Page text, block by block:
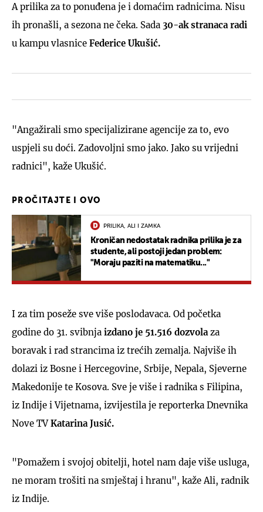
A prilika za to ponuđena je i domaćim radnicima. Nisu
ih pronašli, a sezona ne čeka. Sada 30-ak stranaca radi
u kampu vlasnice Federice Ukušić.
"Angažirali smo specijalizirane agencije za to, evo
uspjeli su doći. Zadovoljni smo jako. Jako su vrijedni
radnici", kaže Ukušić.
PROČITAJTE I OVO
PRILIKA, ALI I ZAMKA
Kroničan nedostatak radnika prilika je za
studente, ali postoji jedan problem:
"Moraju paziti na matematiku..."
I za tim poseže sve više poslodavaca. Od početka
godine do 31. svibnja izdano je 51.516 dozvola za
boravak i rad strancima iz trećih zemalja. Najviše ih
dolazi iz Bosne i Hercegovine, Srbije, Nepala, Sjeverne
Makedonije te Kosova. Sve je više i radnika s Filipina,
iz Indije i Vijetnama, izvijestila je reporterka Dnevnika
Nove TVKatarina Jusić.
"Pomažem i svojoj obitelji, hotel nam daje više usluga,
ne moram trošiti na smještaj i hranu", kaže Ali, radnik
iz Indije.